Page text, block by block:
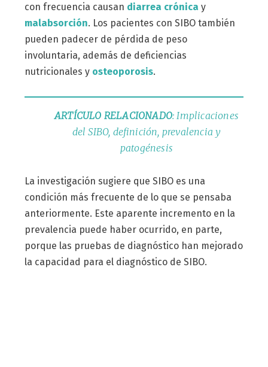
con frecuencia causan diarrea crónica y
malabsorción. Los pacientes con SIBO también
pueden padecer de pérdida de peso
involuntaria, además de deficiencias
nutricionales y osteoporosis.
ARTÍCULO RELACIONADO: Implicaciones
del SIBO, definición, prevalencia y
patogénesis
La investigación sugiere que SIBO es una
condición más frecuente de lo que se pensaba
anteriormente. Este aparente incremento en la
prevalencia puede haber ocurrido, en parte,
porque las pruebas de diagnóstico han mejorado
la capacidad para el diagnóstico de SIBO.